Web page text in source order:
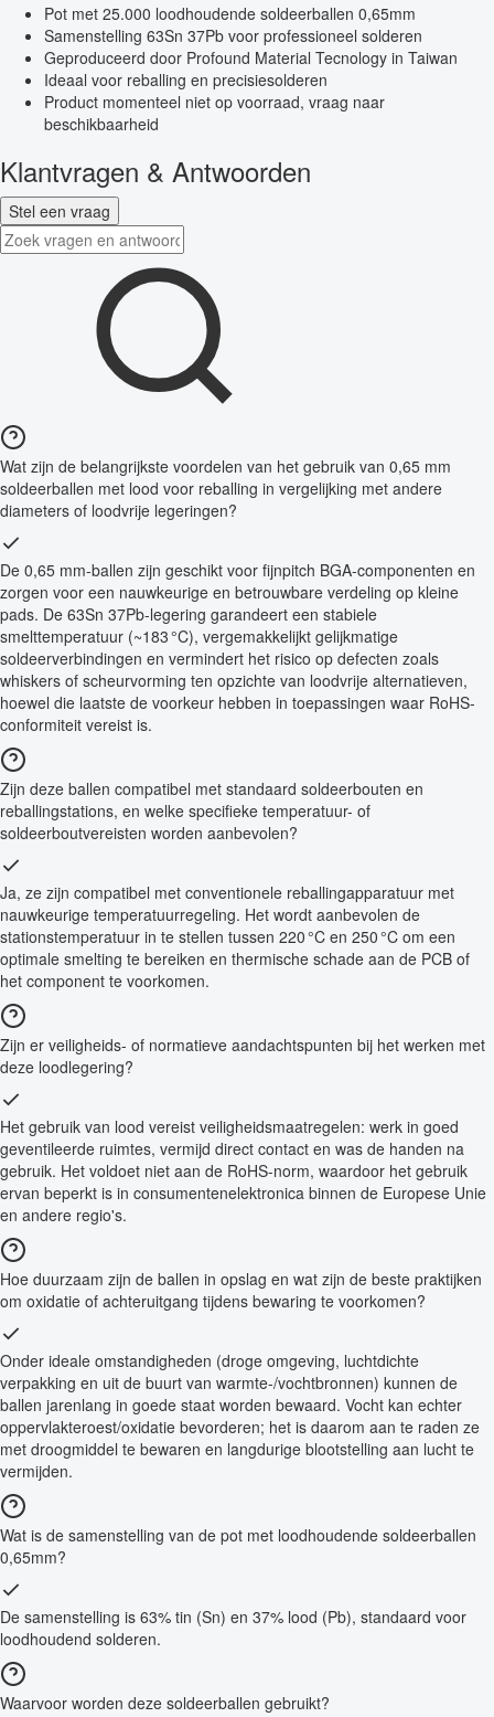
Pot met 25.000 loodhoudende soldeerballen 0,65mm
Samenstelling 63Sn 37Pb voor professioneel solderen
Geproduceerd door Profound Material Tecnology in Taiwan
Ideaal voor reballing en precisiesolderen
Product momenteel niet op voorraad, vraag naar
beschikbaarheid
Klantvragen & Antwoorden
Stel een vraag
Wat zijn de belangrijkste voordelen van het gebruik van 0,65 mm
soldeerballen met lood voor reballing in vergelijking met andere
diameters of loodvrije legeringen?
De 0,65 mm-ballen zijn geschikt voor fijnpitch BGA-componenten en
zorgen voor een nauwkeurige en betrouwbare verdeling op kleine
pads. De 63Sn 37Pb-legering garandeert een stabiele
smelttemperatuur (~183 °C), vergemakkelijkt gelijkmatige
soldeerverbindingen en vermindert het risico op defecten zoals
whiskers of scheurvorming ten opzichte van loodvrije alternatieven,
hoewel die laatste de voorkeur hebben in toepassingen waar RoHS-
conformiteit vereist is.
Zijn deze ballen compatibel met standaard soldeerbouten en
reballingstations, en welke specifieke temperatuur- of
soldeerboutvereisten worden aanbevolen?
Ja, ze zijn compatibel met conventionele reballingapparatuur met
nauwkeurige temperatuurregeling. Het wordt aanbevolen de
stationstemperatuur in te stellen tussen 220 °C en 250 °C om een
optimale smelting te bereiken en thermische schade aan de PCB of
het component te voorkomen.
Zijn er veiligheids- of normatieve aandachtspunten bij het werken met
deze loodlegering?
Het gebruik van lood vereist veiligheidsmaatregelen: werk in goed
geventileerde ruimtes, vermijd direct contact en was de handen na
gebruik. Het voldoet niet aan de RoHS-norm, waardoor het gebruik
ervan beperkt is in consumentenelektronica binnen de Europese Unie
en andere regio's.
Hoe duurzaam zijn de ballen in opslag en wat zijn de beste praktijken
om oxidatie of achteruitgang tijdens bewaring te voorkomen?
Onder ideale omstandigheden (droge omgeving, luchtdichte
verpakking en uit de buurt van warmte-/vochtbronnen) kunnen de
ballen jarenlang in goede staat worden bewaard. Vocht kan echter
oppervlakteroest/oxidatie bevorderen; het is daarom aan te raden ze
met droogmiddel te bewaren en langdurige blootstelling aan lucht te
vermijden.
Wat is de samenstelling van de pot met loodhoudende soldeerballen
0,65mm?
De samenstelling is 63% tin (Sn) en 37% lood (Pb), standaard voor
loodhoudend solderen.
Waarvoor worden deze soldeerballen gebruikt?